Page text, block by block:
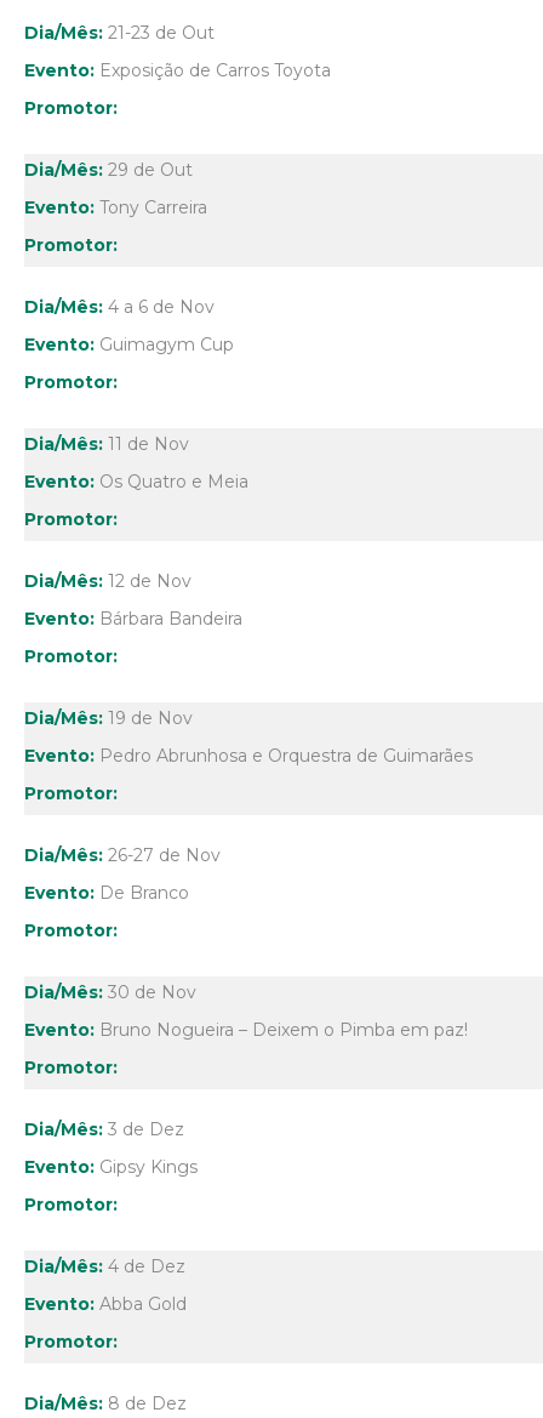
21-23 de Out
Exposição de Carros Toyota
29 de Out
Tony Carreira
4 a 6 de Nov
Guimagym Cup
11 de Nov
Os Quatro e Meia
12 de Nov
Bárbara Bandeira
19 de Nov
Pedro Abrunhosa e Orquestra de Guimarães
26-27 de Nov
De Branco
30 de Nov
Bruno Nogueira – Deixem o Pimba em paz!
3 de Dez
Gipsy Kings
4 de Dez
Abba Gold
8 de Dez